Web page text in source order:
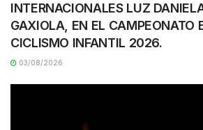
INTERNACIONALES LUZ
GAXIOLA, EN EL CAMPEONATO
CICLISMO INFANTIL 2026.
03/08/2026